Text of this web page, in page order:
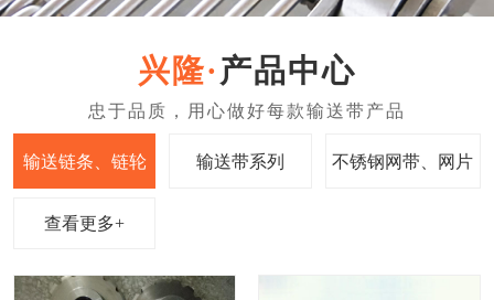
产品中心
输送链条、链轮 输送带系列 不锈钢网带、网片
查看更多+